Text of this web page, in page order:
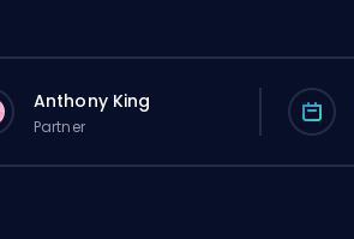
Anthony King
Partner